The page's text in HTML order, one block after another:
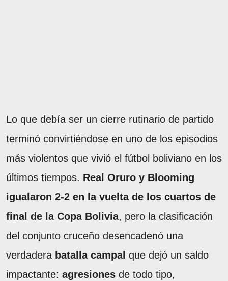
Lo que debía ser un cierre rutinario de partido
terminó convirtiéndose en uno de los episodios
más violentos que vivió el fútbol boliviano en los
últimos tiempos. Real Oruro y Blooming
igualaron 2-2 en la vuelta de los cuartos de
final de la Copa Bolivia, pero la clasificación
del conjunto cruceño desencadenó una
verdadera batalla campal que dejó un saldo
impactante: agresiones de todo tipo,